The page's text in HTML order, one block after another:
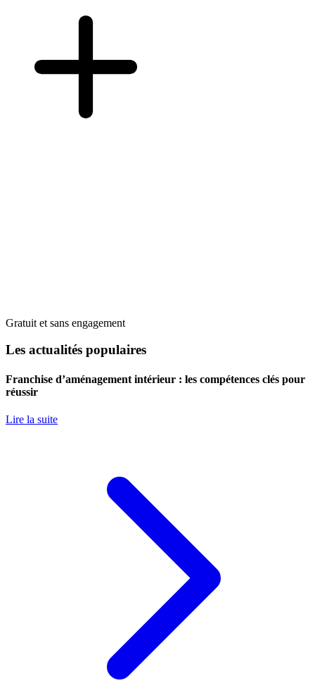
Gratuit et sans engagement
Les actualités populaires
Franchise d’aménagement intérieur : les compétences clés pour
réussir
Lire la suite